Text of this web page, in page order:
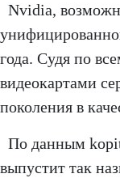
Nvidia,
года. Судя по
видеокартами
поколения в
По данным
выпустит так